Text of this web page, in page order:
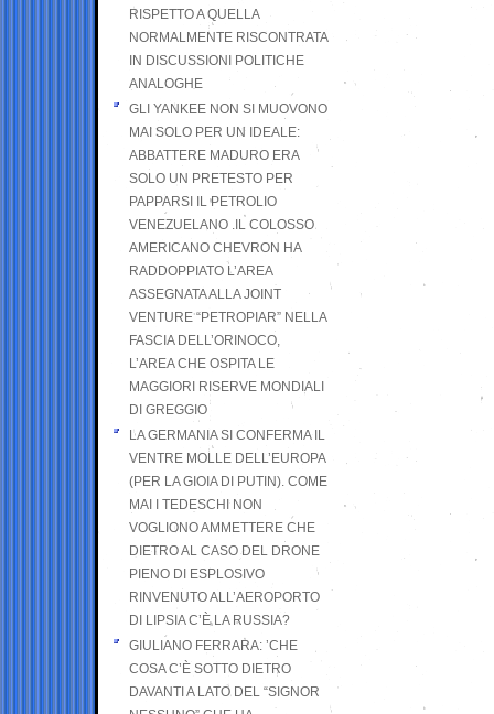
RISPETTO A QUELLA
NORMALMENTE RISCONTRATA
IN DISCUSSIONI POLITICHE
ANALOGHE
GLI YANKEE NON SI MUOVONO
MAI SOLO PER UN IDEALE:
ABBATTERE MADURO ERA
SOLO UN PRETESTO PER
PAPPARSI IL PETROLIO
VENEZUELANO .IL COLOSSO
AMERICANO CHEVRON HA
RADDOPPIATO L’AREA
ASSEGNATA ALLA JOINT
VENTURE “PETROPIAR” NELLA
FASCIA DELL’ORINOCO,
L’AREA CHE OSPITA LE
MAGGIORI RISERVE MONDIALI
DI GREGGIO
LA GERMANIA SI CONFERMA IL
VENTRE MOLLE DELL’EUROPA
(PER LA GIOIA DI PUTIN). COME
MAI I TEDESCHI NON
VOGLIONO AMMETTERE CHE
DIETRO AL CASO DEL DRONE
PIENO DI ESPLOSIVO
RINVENUTO ALL’AEROPORTO
DI LIPSIA C’È LA RUSSIA?
GIULIANO FERRARA: ’CHE
COSA C’È SOTTO DIETRO
DAVANTI A LATO DEL “SIGNOR